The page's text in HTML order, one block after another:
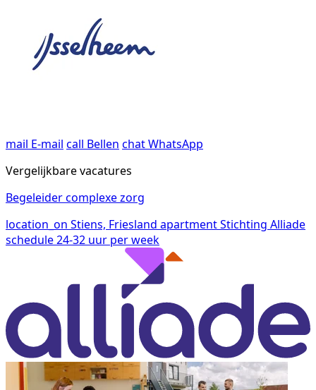
mail E-mail call Bellen chatWhatsApp
Vergelijkbare vacatures
Begeleider complexe zorg
location_on Stiens, Friesland apartmentStichting Alliade
schedule24-32 uur per week